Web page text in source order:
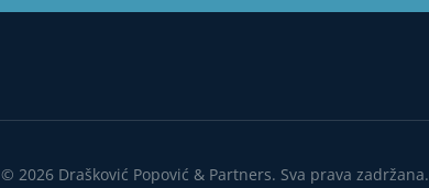
© 2026 Drašković Popović & Partners. Sva prava zadržana.